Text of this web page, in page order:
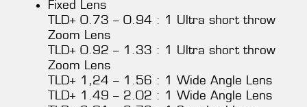
Fixed Lens
TLD+ 0.73 – 0.94 : 1 Ultra short throw
Zoom Lens
TLD+ 0.92 – 1.33 : 1 Ultra short throw
Zoom Lens
TLD+ 1,24 – 1.56 : 1 Wide Angle Lens
TLD+ 1.49 – 2.02 : 1 Wide Angle Lens